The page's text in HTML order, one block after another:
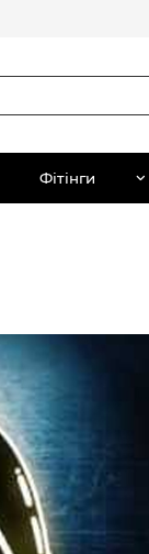
Фітінги